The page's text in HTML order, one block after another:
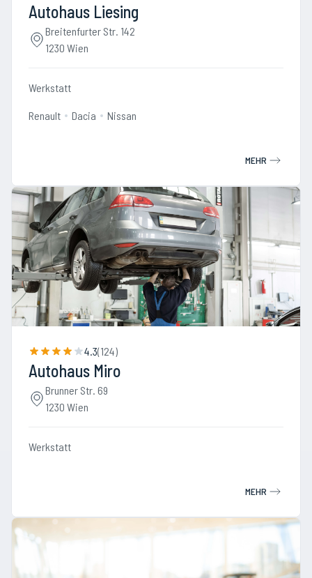
Autohaus Liesing
Breitenfurter Str. 142
1230 Wien
Werkstatt
Renault Dacia Nissan
MEHR
4.3(124)
Autohaus Miro
Brunner Str. 69
1230 Wien
Werkstatt
MEHR